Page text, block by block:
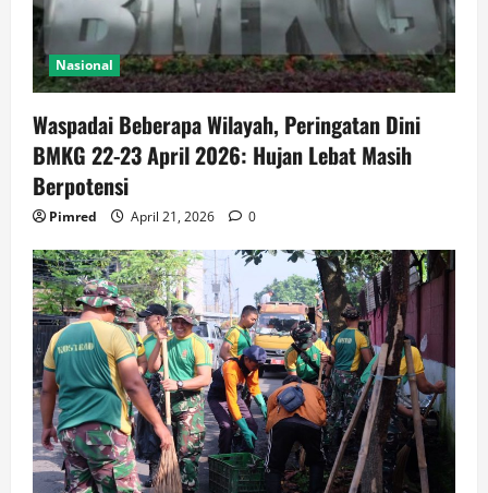
Nasional
Waspadai Beberapa Wilayah, Peringatan Dini
BMKG 22-23 April 2026: Hujan Lebat Masih
Berpotensi
Pimred April 21, 2026 0